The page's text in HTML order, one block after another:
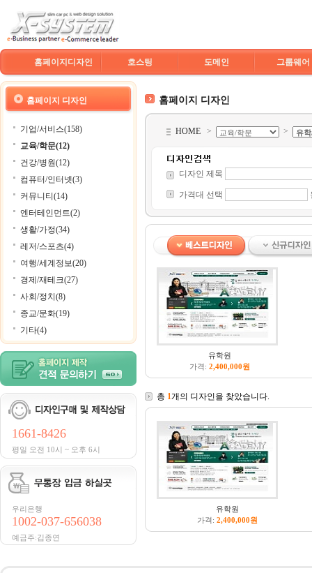
홈페이지디자인 호스팅 도메인 그룹웨어
홈페이지 디자인
기업/서비스(158)
교육/학문(12)
건강/병원(12)
컴퓨터/인터넷(3)
커뮤니티(14)
엔터테인먼트(2)
생활/가정(34)
레저/스포츠(4)
여행/세계정보(20)
경제/재테크(27)
사회/정치(8)
종교/문화(19)
기타(4)
1661-8426
평일 오전 10시 ~ 오후 6시
우리은행
1002-037-656038
예금주:김종연
홈페이지 디자인
HOME > >
디자인 제목
가격대 선택
유학원
가격: 2,400,000원
총 1개의 디자인을 찾았습니다.
유학원
가격: 2,400,000원